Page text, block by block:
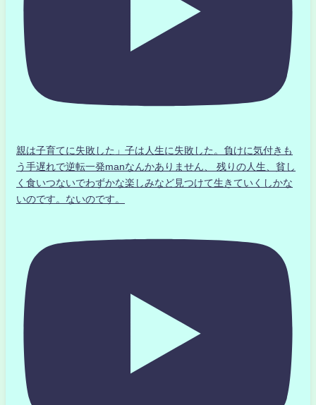
親は子育てに失敗した」子は人生に失敗した。負けに気付きも
う手遅れで逆転一発manなんかありません、 残りの人生、貧し
く食いつないでわずかな楽しみなど見つけて生きていくしかな
いのです。ないのです。